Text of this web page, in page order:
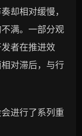
却相对缓慢，
满。一部分观
者在推进效
对滞后，与行
进行了系列重